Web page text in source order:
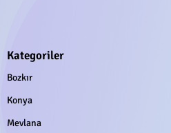
Kategoriler
Bozkır
Konya
Mevlana